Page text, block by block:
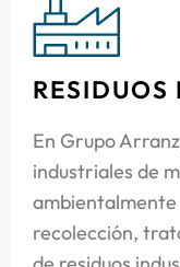
RESIDUOS
En Grupo
industriales de
ambientalmente
recolección,